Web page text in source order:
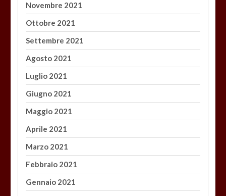
Novembre 2021
Ottobre 2021
Settembre 2021
Agosto 2021
Luglio 2021
Giugno 2021
Maggio 2021
Aprile 2021
Marzo 2021
Febbraio 2021
Gennaio 2021